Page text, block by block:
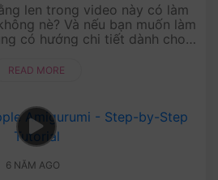
len trong video này có làm
nè? Và nếu bạn muốn làm
có hướng chi tiết dành cho
READ MORE
6 NĂM AGO